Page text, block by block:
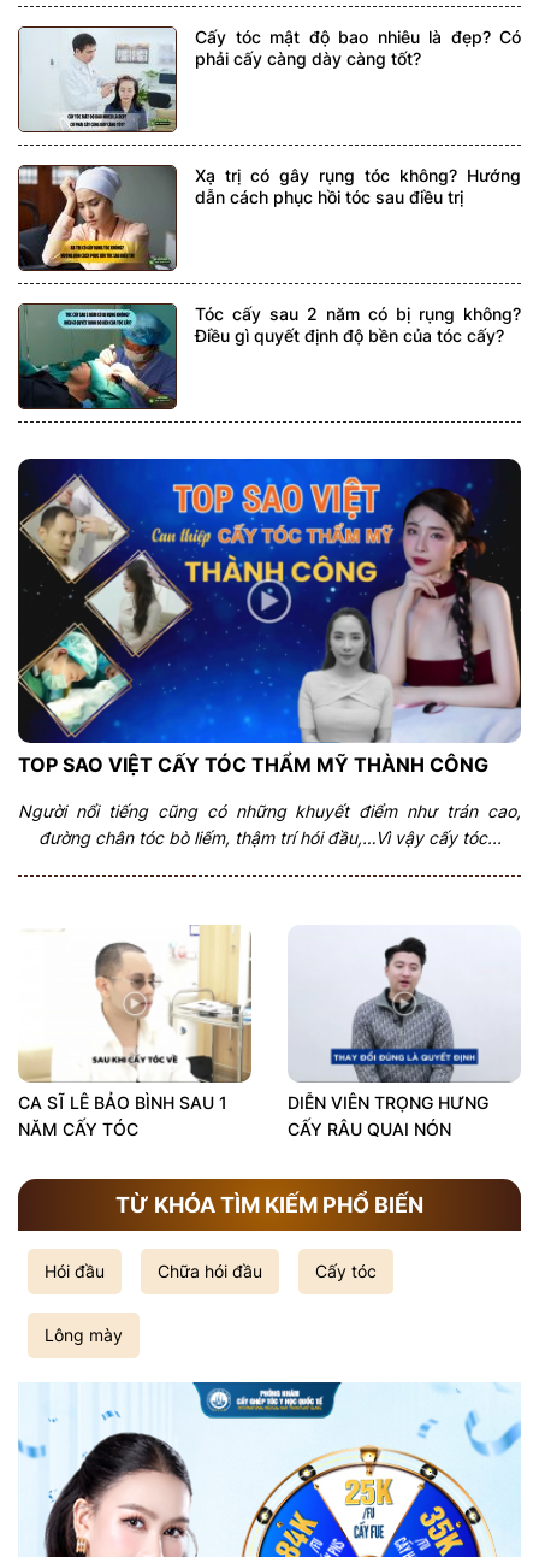
Cấy tóc mật độ bao nhiêu là đẹp? Có
phải cấy càng dày càng tốt?
Xạ trị có gây rụng tóc không? Hướng
dẫn cách phục hồi tóc sau điều trị
Tóc cấy sau 2 năm có bị rụng không?
Điều gì quyết định độ bền của tóc cấy?
TOP SAO VIỆT CẤY TÓC THẨM MỸ THÀNH CÔNG
Người nổi tiếng cũng có những khuyết điểm như trán cao,
đường chân tóc bò liếm, thậm trí hói đầu,…Vì vậy cấy tóc...
CA SĨ LÊ BẢO BÌNH SAU 1
NĂM CẤY TÓC
DIỄN VIÊN TRỌNG HƯNG
CẤY RÂU QUAI NÓN
TỪ KHÓA TÌM KIẾM PHỔ BIẾN
Hói đầu Chữa hói đầu Cấy tóc
Lông mày